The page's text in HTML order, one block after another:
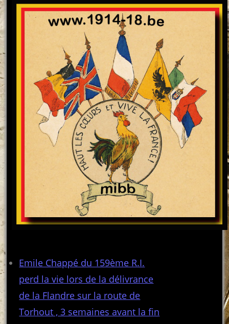
Emile Chappé du 159ème R.I.
perd la vie lors de la délivrance
de la Flandre sur la route de
Torhout , 3 semaines avant la fin